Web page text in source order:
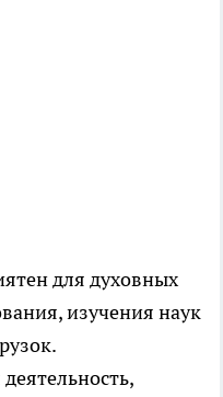
для духовных
изучения наук